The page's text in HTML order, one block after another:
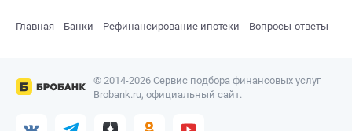
Главная Банки Рефинансирование ипотеки Вопросы-ответы
© 2014-2026 Сервис подбора финансовых услуг
Brobank.ru, официальный сайт.